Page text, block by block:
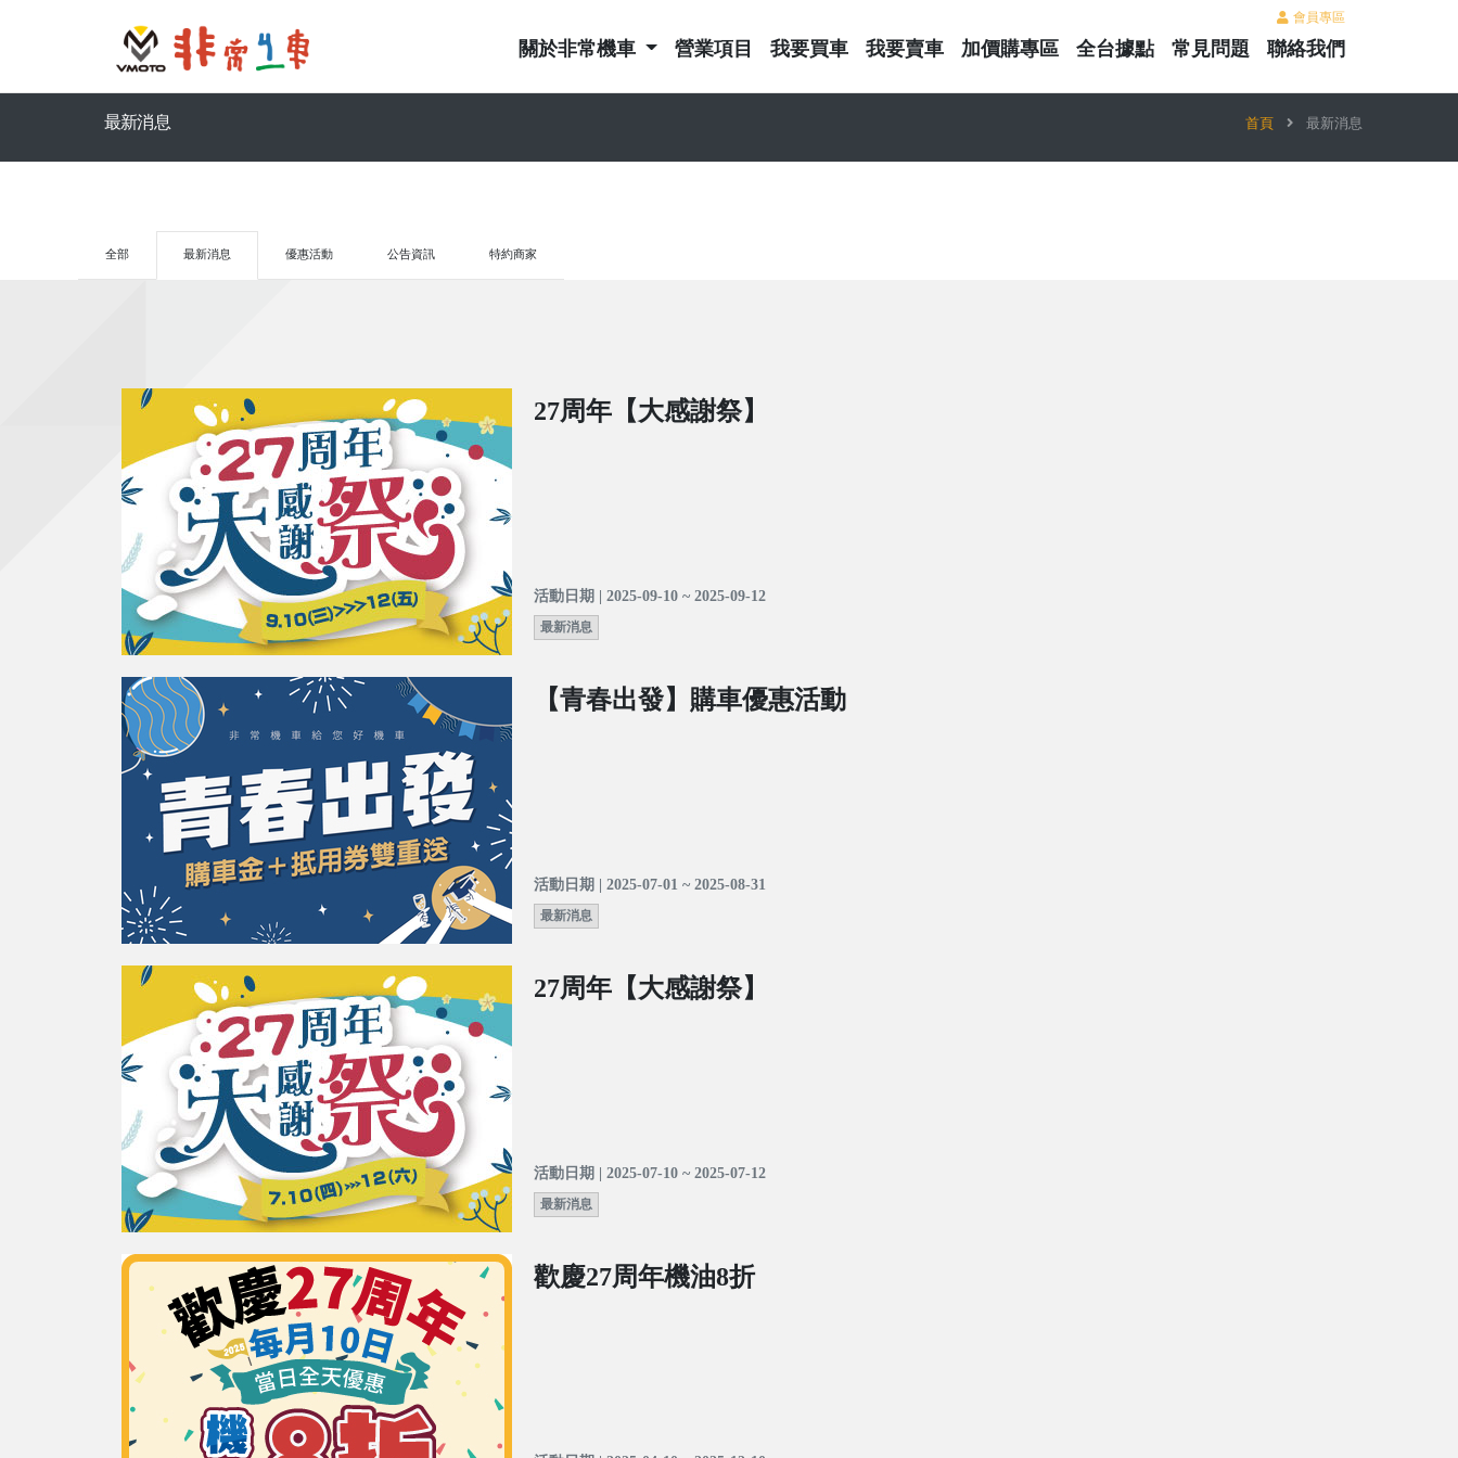
會員專區
關於非常機車 營業項目 我要買車 我要賣車 加價購專區 全台據點 常見問題 聯絡我們
最新消息 首頁 最新消息
全部 最新消息 優惠活動 公告資訊 特約商家
27周年【大感謝祭】
活動日期 | 2025-09-10 ~ 2025-09-12
最新消息
【青春出發】購車優惠活動
活動日期 | 2025-07-01 ~ 2025-08-31
最新消息
27周年【大感謝祭】
活動日期 | 2025-07-10 ~ 2025-07-12
最新消息
歡慶27周年機油8折